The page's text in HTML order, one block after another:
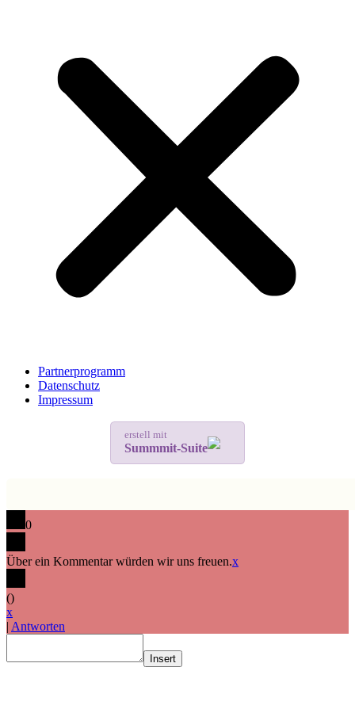
Partnerprogramm
Datenschutz
Impressum
erstell mit
Summmit-Suite
0
Über ein Kommentar würden wir uns freuen.x
()
x
| Antworten
Insert